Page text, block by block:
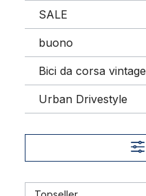
SALE
buono
Bici da corsa vintage
Urban Drivestyle